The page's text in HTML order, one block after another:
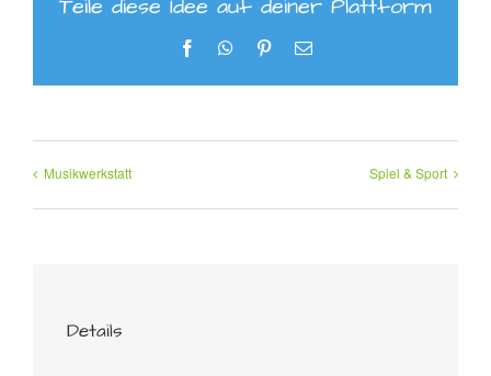
FacebookWhatsApp
Pinterest
E-
Musikwerkstatt Spiel & Sport
Details